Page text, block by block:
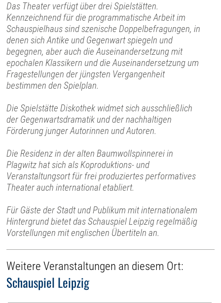
Das Theater verfügt über drei Spielstätten.
Kennzeichnend für die programmatische Arbeit im
Schauspielhaus sind szenische Doppelbefragungen, in
denen sich Antike und Gegenwart spiegeln und
begegnen, aber auch die Auseinandersetzung mit
epochalen Klassikern und die Auseinandersetzung um
Fragestellungen der jüngsten Vergangenheit
bestimmen den Spielplan.
Die Spielstätte Diskothek widmet sich ausschließlich
der Gegenwartsdramatik und der nachhaltigen
Förderung junger Autorinnen und Autoren.
Die Residenz in der alten Baumwollspinnerei in
Plagwitz hat sich als Koproduktions- und
Veranstaltungsort für frei produziertes performatives
Theater auch international etabliert.
Für Gäste der Stadt und Publikum mit internationalem
Hintergrund bietet das Schauspiel Leipzig regelmäßig
Vorstellungen mit englischen Übertiteln an.
Weitere Veranstaltungen an diesem Ort:
Schauspiel Leipzig